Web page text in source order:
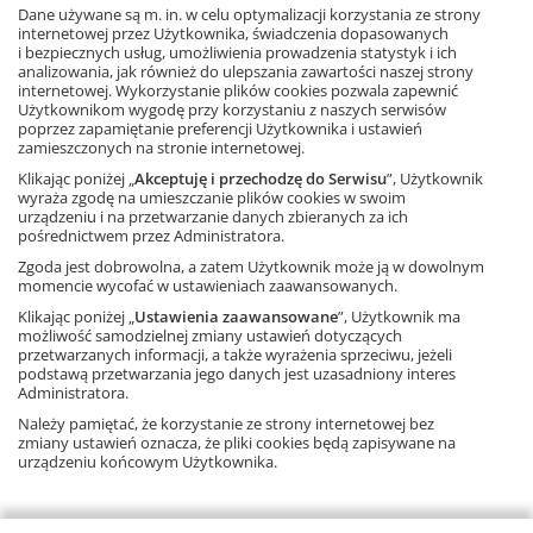
Zobacz fragment książki
Książka
Matematyka, szkoła podstawowa
72 strony
przeznaczone są dla nauczycieli, którzy chcą korzystać ze
sprawdzonych metod nauczania na najwyższym poziomie.
Zeszyty są dostosowane do zawartości nowego podręcznika.
Ta strona używa plików cookies.
Akceptuję
Dowiedz się więcej
Dane używane są m. in. w celu optymalizacji korzystania ze strony
internetowej przez Użytkownika, świadczenia dopasowanych
i bezpiecznych usług, umożliwienia prowadzenia statystyk i ich
analizowania, jak również do ulepszania zawartości naszej strony
internetowej. Wykorzystanie plików cookies pozwala zapewnić
Użytkownikom wygodę przy korzystaniu z naszych serwisów
poprzez zapamiętanie preferencji Użytkownika i ustawień
zamieszczonych na stronie internetowej.
Klikając poniżej „Akceptuję i przechodzę do Serwisu”, Użytkownik
wyraża zgodę na umieszczanie plików cookies w swoim
urządzeniu i na przetwarzanie danych zbieranych za ich
pośrednictwem przez Administratora.
Zgoda jest dobrowolna, a zatem Użytkownik może ją w dowolnym
momencie wycofać w ustawieniach zaawansowanych.
Klikając poniżej „Ustawienia zaawansowane”, Użytkownik ma
możliwość samodzielnej zmiany ustawień dotyczących
przetwarzanych informacji, a także wyrażenia sprzeciwu, jeżeli
podstawą przetwarzania jego danych jest uzasadniony interes
Administratora.
Należy pamiętać, że korzystanie ze strony internetowej bez
zmiany ustawień oznacza, że pliki cookies będą zapisywane na
urządzeniu końcowym Użytkownika.